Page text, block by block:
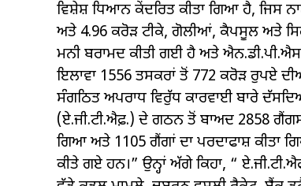
ਵਿਸ਼ੇਸ਼ ਧਿਆਨ ਕੇਂਦਰਿਤ ਕੀਤਾ ਗਿਆ ਹੈ, ਜਿਸ
ਅਤੇ 4.96 ਕਰੋੜ ਟੀਕੇ, ਗੋਲੀਆਂ, ਕੈਪਸੂਲ ਅਤੇ
ਮਨੀ ਬਰਾਮਦ ਕੀਤੀ ਗਈ ਹੈ ਅਤੇ
ਇਲਾਵਾ 1556 ਤਸਕਰਾਂ ਤੋਂ 772 ਕਰੋੜ ਰੁਪਏ
ਸੰਗਠਿਤ ਅਪਰਾਧ ਵਿਰੁੱਧ ਕਾਰਵਾਈ ਬਾਰੇ
(ਏ.ਜੀ.ਟੀ.ਐਫ਼.) ਦੇ ਗਠਨ ਤੋਂ ਬਾਅਦ 2858
ਗਿਆ ਅਤੇ 1105 ਗੈਂਗਾਂ ਦਾ ਪਰਦਾਫਾਸ਼ ਕੀਤਾ
ਕੀਤੇ ਗਏ ਹਨ।” ਉਨ੍ਹਾਂ ਅੱਗੇ ਕਿਹਾ, “